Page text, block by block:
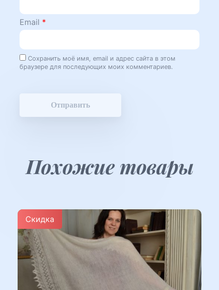
Email *
Сохранить моё имя, email и адрес сайта в этом
браузере для последующих моих комментариев.
Похожие товары
Скидка